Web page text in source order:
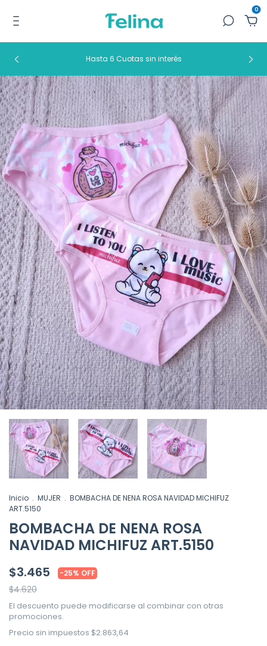
0
Hasta 6 Cuotas sin interés
Inicio . MUJER . BOMBACHA DE NENA ROSA NAVIDAD MICHIFUZ
ART.5150
BOMBACHA DE NENA ROSA
NAVIDAD MICHIFUZ ART.5150
$3.465 -25% OFF
$4.620
El descuento puede modificarse al combinar con otras
promociones.
Precio sin impuestos $2.863,64